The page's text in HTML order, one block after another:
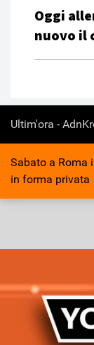
Oggi
nuovo il
Ultim'ora -
Sabato a Roma
in forma privata